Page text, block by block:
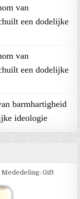
van
een dodelijke
van
een dodelijke
barmhartigheid
ideologie
Mededeling: Gift